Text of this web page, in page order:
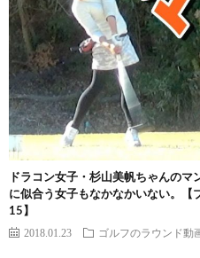
ドラコン女子・杉山美帆ちゃんの
に似合う女子もなかなかいない。
15】
2018.01.23 ゴルフのラウンド動